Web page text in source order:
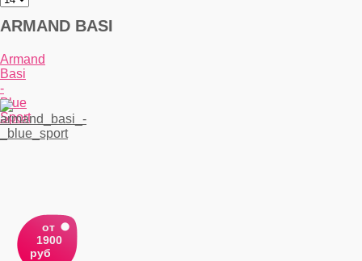
ARMAND BASI
Armand
Basi
-
Blue
Sport
от
1900
руб